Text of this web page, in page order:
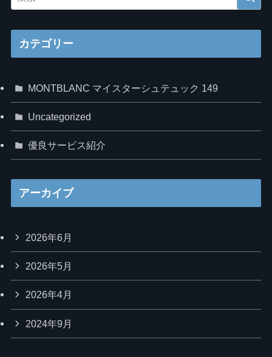
カテゴリー
MONTBLANC マイスターシュテュック 149
Uncategorized
優良サービス紹介
アーカイブ
2026年6月
2026年5月
2026年4月
2024年9月